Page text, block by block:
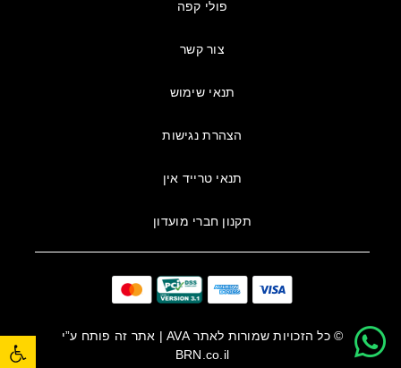
פתח סרגל נגישות
פולי קפה
צור קשר
תנאי שימוש
הצהרת נגישות
תנאי טרייד אין
תקנון חברי מועדון
© כל הזכויות שמורות לאתרAVA| אתר זה פותח ע”י
BRN.co.il